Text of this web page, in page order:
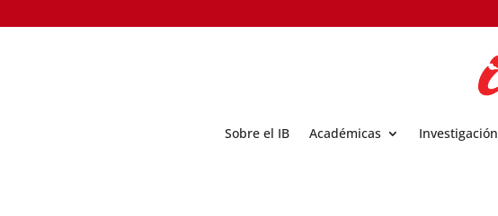
Sobre el IB Académicas Investigación